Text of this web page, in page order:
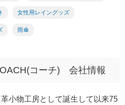
女性用レイングッズ
雨傘
コーチ) 会社情報
小物工房として誕生して以来75